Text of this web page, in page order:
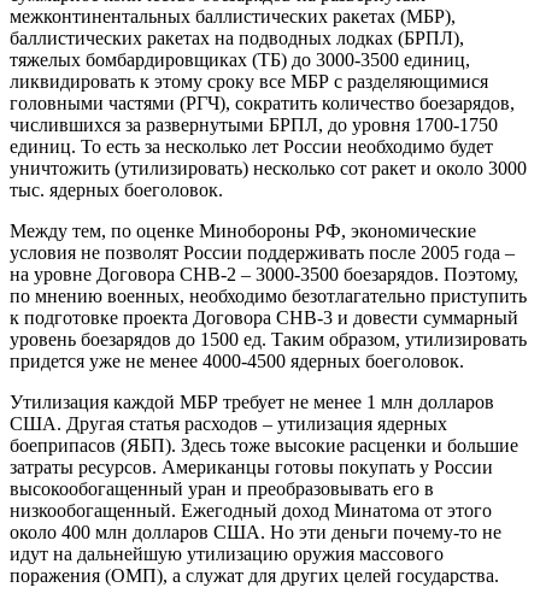
межконтинентальных баллистических ракетах (МБР),
баллистических ракетах на подводных лодках (БРПЛ),
тяжелых бомбардировщиках (ТБ) до 3000-3500 единиц,
ликвидировать к этому сроку все МБР с разделяющимися
головными частями (РГЧ), сократить количество боезарядов,
числившихся за развернутыми БРПЛ, до уровня 1700-1750
единиц. То есть за несколько лет России необходимо будет
уничтожить (утилизировать) несколько сот ракет и около 3000
тыс. ядерных боеголовок.
Между тем, по оценке Минобороны РФ, экономические
условия не позволят России поддерживать после 2005 года –
на уровне Договора СНВ-2 – 3000-3500 боезарядов. Поэтому,
по мнению военных, необходимо безотлагательно приступить
к подготовке проекта Договора СНВ-3 и довести суммарный
уровень боезарядов до 1500 ед. Таким образом, утилизировать
придется уже не менее 4000-4500 ядерных боеголовок.
Утилизация каждой МБР требует не менее 1 млн долларов
США. Другая статья расходов – утилизация ядерных
боеприпасов (ЯБП). Здесь тоже высокие расценки и большие
затраты ресурсов. Американцы готовы покупать у России
высокообогащенный уран и преобразовывать его в
низкообогащенный. Ежегодный доход Минатома от этого
около 400 млн долларов США. Но эти деньги почему-то не
идут на дальнейшую утилизацию оружия массового
поражения (ОМП), а служат для других целей государства.